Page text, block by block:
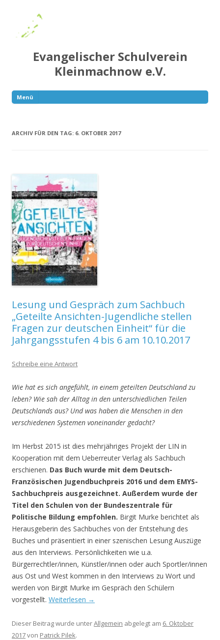
Evangelischer Schulverein
Kleinmachnow e.V.
Menü
ARCHIV FÜR DEN TAG: 6. OKTOBER 2017
Lesung und Gespräch zum Sachbuch
„Geteilte Ansichten-Jugendliche stellen
Fragen zur deutschen Einheit“ für die
Jahrgangsstufen 4 bis 6 am 10.10.2017
Schreibe eine Antwort
Wie hat es sich angefühlt, in einem geteilten Deutschland zu
leben? Wie sah der Alltag in den unterschiedlichen Teilen
Deutschlands aus? Und was haben die Menschen in den
verschiedenen Systemen voneinander gedacht?
Im Herbst 2015 ist dies mehrjähriges Projekt der LIN in
Kooperation mit dem Ueberreuter Verlag als Sachbuch
erschienen. Das Buch wurde mit dem Deutsch-
Französischen Jugendbuchpreis 2016 und dem EMYS-
Sachbuchpreis ausgezeichnet. Außerdem wurde der
Titel den Schulen von der Bundeszentrale für
Politische Bildung empfohlen. Birgit Murke berichtet als
Herausgeberin des Sachbuches von der Entstehung des
Buches und präsentiert in einer szenischen Lesung Auszüge
aus den Interviews. Persönlichkeiten wie u.a.
Bürgerrechtler/innen, Künstler/innen oder auch Sportler/innen
aus Ost und West kommen in den Interviews zu Wort und
werden von Birgit Murke im Gespräch den Schülern
vorgestellt. Weiterlesen →
Dieser Beitrag wurde unterAllgemein abgelegt am 6. Oktober
2017von Patrick Pilek.